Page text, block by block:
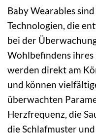
Baby Wearables
Technologien, die
bei der
Wohlbefindens ihres
werden direkt am
und können
überwachten
Herzfrequenz, die
die Schlafmuster